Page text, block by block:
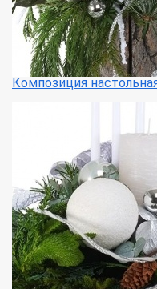
Композиция